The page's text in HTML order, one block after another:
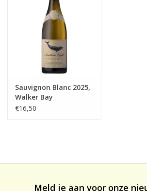
Wijnglazen - openers -karaffen
Sauvignon Blanc 2025,
Walker Bay
€16,50
Meld je aan voor onze